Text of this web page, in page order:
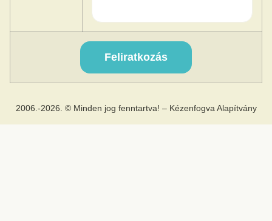
2006.-2026. © Minden jog fenntartva! – Kézenfogva Alapítvány